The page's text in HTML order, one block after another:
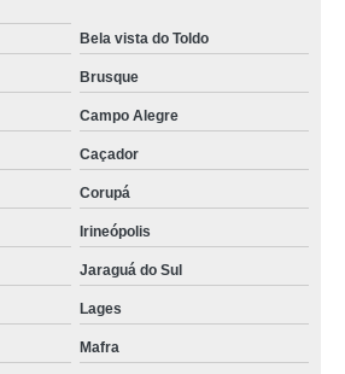
Bela vista do Toldo
Brusque
Campo Alegre
Caçador
Corupá
Irineópolis
Jaraguá do Sul
Lages
Mafra